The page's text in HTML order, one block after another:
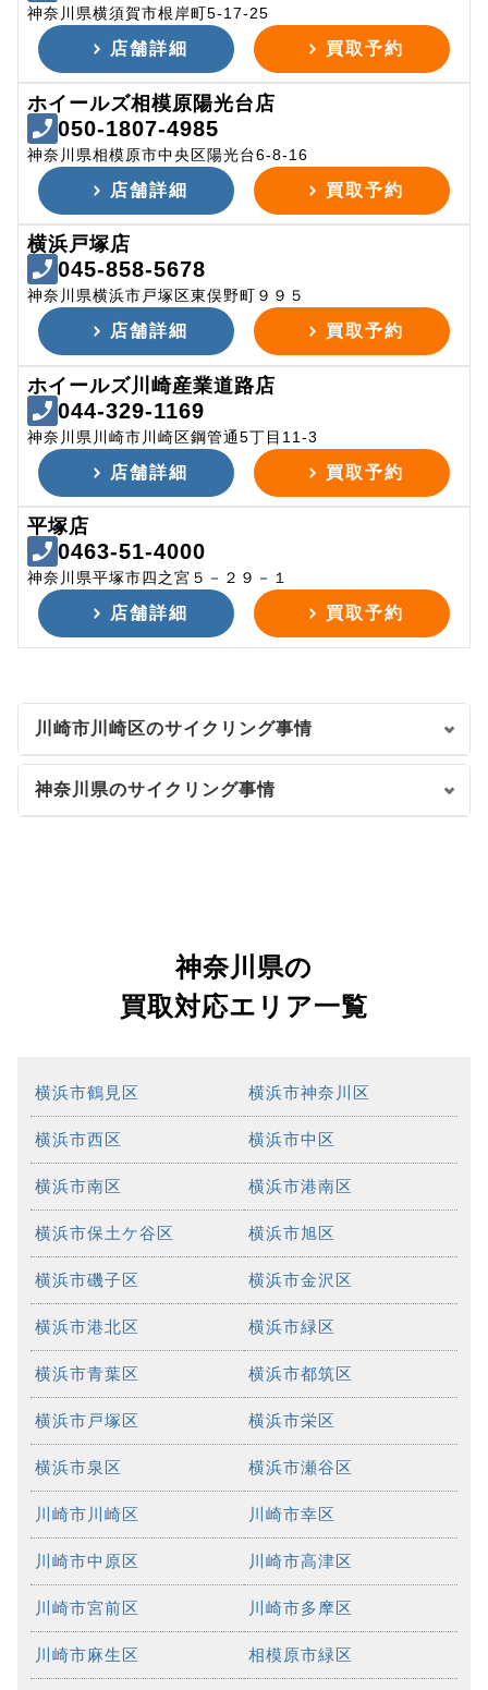
神奈川県横須賀市根岸町5-17-25
店舗詳細 買取予約
ホイールズ相模原陽光台店
050-1807-4985
神奈川県相模原市中央区陽光台6-8-16
店舗詳細 買取予約
横浜戸塚店
045-858-5678
神奈川県横浜市戸塚区東俣野町９９５
店舗詳細 買取予約
ホイールズ川崎産業道路店
044-329-1169
神奈川県川崎市川崎区鋼管通5丁目11-3
店舗詳細 買取予約
平塚店
0463-51-4000
神奈川県平塚市四之宮５－２９－１
店舗詳細 買取予約
川崎市川崎区のサイクリング事情
神奈川県のサイクリング事情
神奈川県の
買取対応エリア一覧
横浜市鶴見区 横浜市神奈川区
横浜市西区 横浜市中区
横浜市南区 横浜市港南区
横浜市保土ケ谷区 横浜市旭区
横浜市磯子区 横浜市金沢区
横浜市港北区 横浜市緑区
横浜市青葉区 横浜市都筑区
横浜市戸塚区 横浜市栄区
横浜市泉区 横浜市瀬谷区
川崎市川崎区 川崎市幸区
川崎市中原区 川崎市高津区
川崎市宮前区 川崎市多摩区
川崎市麻生区 相模原市緑区